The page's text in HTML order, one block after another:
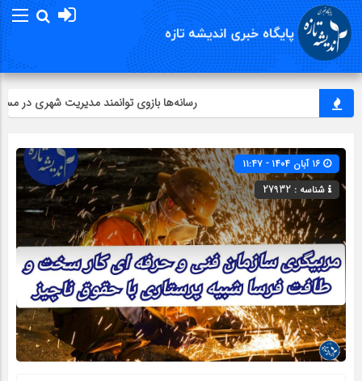
رسانه‌ها بازوی توانمند مدیریت شهری در
شناسه : 27932